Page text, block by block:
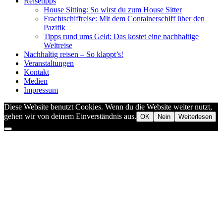
House Sitting: So wirst du zum House Sitter
Frachtschiffreise: Mit dem Containerschiff über den
Pazifik
Tipps rund ums Geld: Das kostet eine nachhaltige
Weltreise
Nachhaltig reisen – So klappt’s!
Veranstaltungen
Kontakt
Medien
Impressum
Diese Website benutzt Cookies. Wenn du die Website weiter nutzt,
gehen wir von deinem Einverständnis aus. OK Nein Weiterlesen